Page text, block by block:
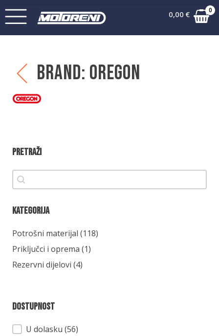
0,00 € 0
Brand: Oregon
Pretraži
Pretraži
Pretraži
Kategorija
Kategorija
Potrošni materijal (118)
Priključci i oprema (1)
Rezervni dijelovi (4)
Dostupnost
Dostupnost
U dolasku (56)